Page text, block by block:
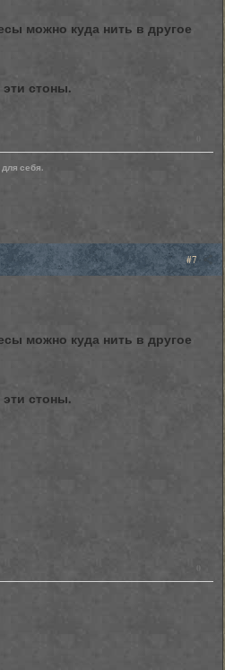
можно куда нить в другое
стоны.
себя.
#7
можно куда нить в другое
стоны.